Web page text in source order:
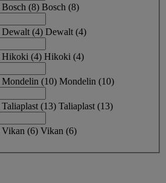
Bosch (8) Bosch (8)
Dewalt (4) Dewalt (4)
Hikoki (4) Hikoki (4)
Mondelin (10) Mondelin (10)
Taliaplast (13) Taliaplast (13)
Vikan (6) Vikan (6)